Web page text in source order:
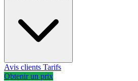
Avis clients Tarifs
Obtenir un prix